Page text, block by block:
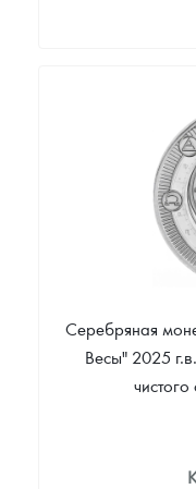
Серебряная
Весы" 2025